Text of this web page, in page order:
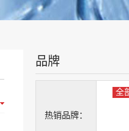
品牌
热销品牌：
全